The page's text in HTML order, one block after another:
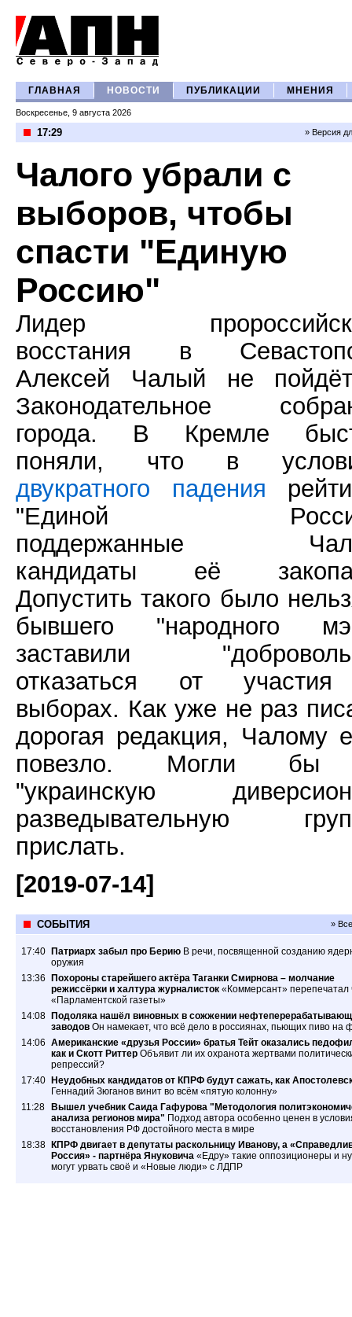
ГЛАВНАЯ НОВОСТИ ПУБЛИКАЦИИ МНЕНИЯ
Воскресенье, 9 августа 2026
17:29 » Версия
Чалого убрали с
выборов, чтобы
спасти "Единую
Россию"
Лидер
восстания в
Алексей Чалый не
Законодательное
города. В Кремле
поняли, что в
двукратного падения
"Единой
поддержанные
кандидаты её
Допустить такого было
бывшего "народного
заставили
отказаться от
выборах. Как уже не раз
дорогая редакция, Чалому
повезло. Могли
"украинскую
разведывательную
прислать.
[2019-07-14]
СОБЫТИЯ »
17:40 Патриарх забыл про Берию В речи, посвященной созданию
оружия
13:36 Похороны старейшего актёра Таганки Смирнова – молчание
режиссёрки и халтура журналисток «Коммерсант» перепечатал
«Парламентской газеты»
14:08 Подоляка нашёл виновных в сожжении
заводов Он намекает, что всё дело в россиянах, пьющих пиво на
14:06 Американские «друзья России» братья Тейт оказались
как и Скотт Риттер Объявит ли их охранота жертвами
репрессий?
17:40 Неудобных кандидатов от КПРФ будут сажать, как
Геннадий Зюганов винит во всём «пятую колонну»
11:28 Вышел учебник Саида Гафурова "Методология
анализа регионов мира" Подход автора особенно ценен в
восстановления РФ достойного места в мире
18:38 КПРФ двигает в депутаты раскольницу Иванову, а
Россия» - партнёра Януковича «Едру» такие оппозиционеры и
могут урвать своё и «Новые люди» с ЛДПР